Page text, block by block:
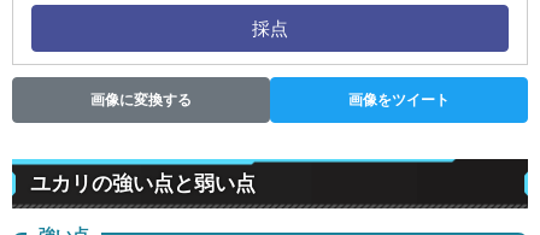
採点
画像に変換する 画像をツイート
ユカリの強い点と弱い点